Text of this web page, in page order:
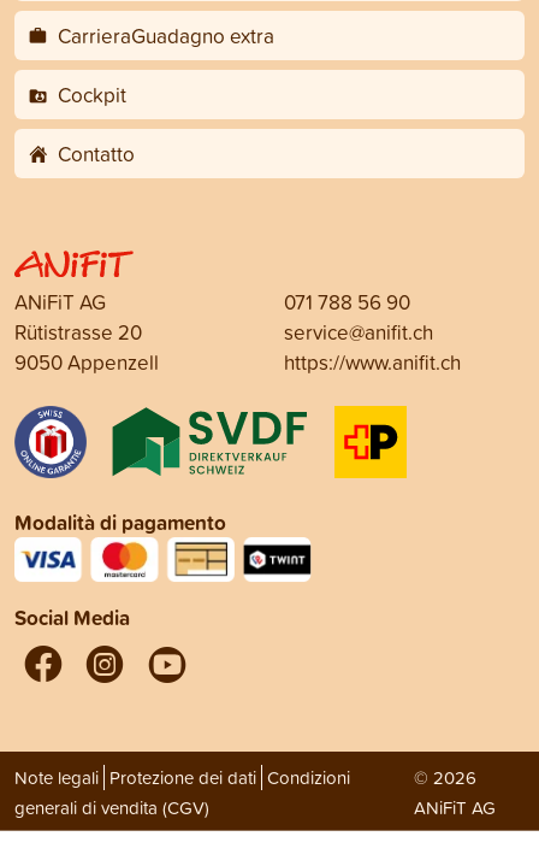
CarrieraGuadagno extra
Cockpit
Contatto
ANiFiT AG
Rütistrasse 20
9050 Appenzell
071 788 56 90
service@anifit.ch
https://www.anifit.ch
Modalità di pagamento
Social Media
Note legali Protezione dei dati Condizioni
generali di vendita (CGV)
© 2026
ANiFiT AG